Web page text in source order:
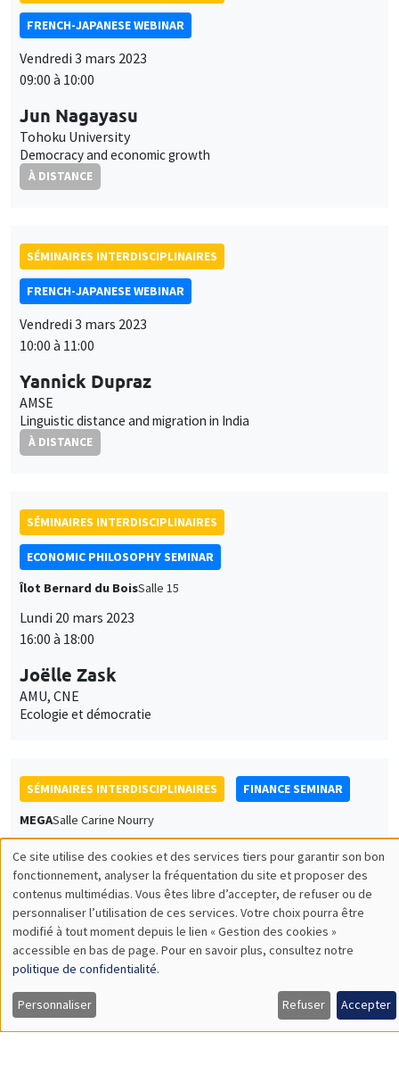
FRENCH-JAPANESE WEBINAR
Vendredi 3 mars 2023
09:00 à 10:00
Jun Nagayasu
Tohoku University
Democracy and economic growth
À DISTANCE
SÉMINAIRES INTERDISCIPLINAIRES
FRENCH-JAPANESE WEBINAR
Vendredi 3 mars 2023
10:00 à 11:00
Yannick Dupraz
AMSE
Linguistic distance and migration in India
À DISTANCE
SÉMINAIRES INTERDISCIPLINAIRES
ECONOMIC PHILOSOPHY SEMINAR
Îlot Bernard du BoisSalle 15
Lundi 20 mars 2023
16:00 à 18:00
Joëlle Zask
AMU, CNE
Ecologie et démocratie
SÉMINAIRES INTERDISCIPLINAIRES
FINANCE SEMINAR
MEGASalle Carine Nourry
Mardi 21 mars 2023, 14:30
Sanvi Avouyi-Dovi
Artem Business School
The French households' portfolio through the financial almost
ideal demand system
SÉMINAIRES INTERDISCIPLINAIRES
Utilisation
des
données
personnelles
et
des
Ce site utilise des cookies et des services tiers pour garantir son bon
fonctionnement, analyser la fréquentation du site et proposer des
contenus multimédias. Vous êtes libre d’accepter, de refuser ou de
personnaliser l’utilisation de ces services. Votre choix pourra être
modifié à tout moment depuis le lien « Gestion des cookies »
accessible en bas de page. Pour en savoir plus, consultez notre
politique de confidentialité.
Personnaliser Refuser Accepter